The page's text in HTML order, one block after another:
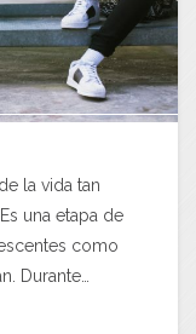
la vida tan
una etapa de
como
Durante…